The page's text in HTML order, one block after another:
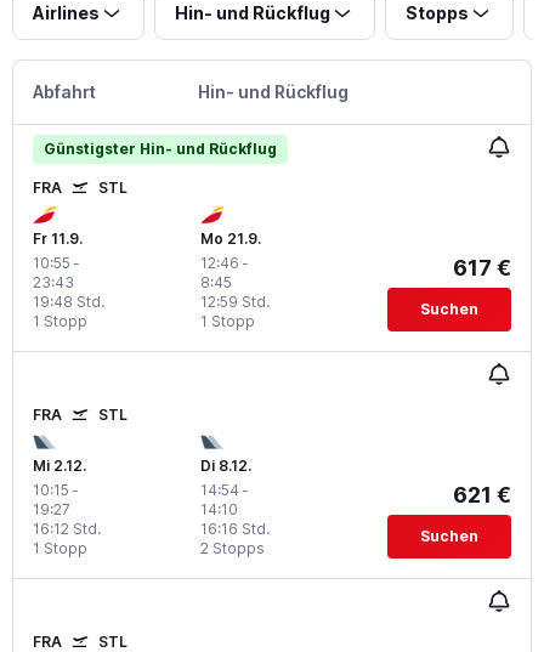
Airlines Hin- und Rückflug Stopps
Abfahrt Hin- und Rückflug
Günstigster Hin- und Rückflug
FRA STL
Fr 11.9.
10:55 -
23:43
1 Stopp
19:48 Std.
Mo 21.9.
12:46 -
8:45
1 Stopp
12:59 Std.
617 €
Suchen
FRA STL
Mi 2.12.
10:15 -
19:27
1 Stopp
16:12 Std.
Di 8.12.
14:54 -
14:10
2 Stopps
16:16 Std.
621 €
Suchen
FRA STL